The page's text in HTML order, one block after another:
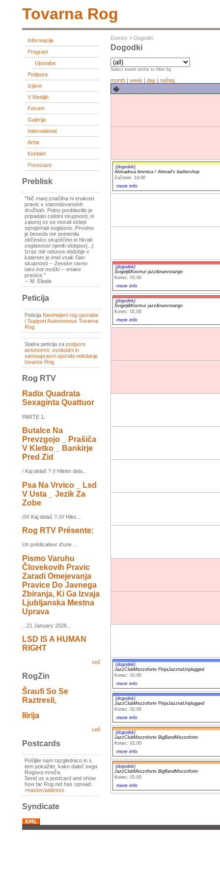
Tovarna Rog
Informacije
Program
Uporaba
Podpora
Izjave
V Medijih
Forumi
Galerija
International
Arhiv
Kontakt
Povezave
Preblisk
"Nič manj značilna ni enakost
pravic v staroslovanskih
družbah. Polno pooblastilo je
pripadalo celotni skupnosti, in
zatorej so se morali sklepi
sprejemati soglasno. Prvotno
je beseda mir pomenila
občinsko skupščino in hkrati
soglasnostnjenih sklepov[...]
Izraz mir odseva obdobje v
katerem je imel vsak član
skupnosti -- ženske ravno
tako kot moški-- enake
pravice."
-- M. Eliade
Peticija
Peticija Neomejeni rog uporabe
/ Support Autonomous Tovarna
Rog
Stalna peticija za podporo
avtonomni, svobodni in
samoupravni uporabi nekdanje
tovarne Rog
Rog RTV
Radix Quadrata
Sexaginta Quattuor
PARTE 1:
Butalce Na
Prevzgojo _ Prašiča
V Kletko _ Bankirje
Pred Zid
/ Kaj delaš ? // Hlinim dela...
Psa Na Vrvico _ Lsd
V Usta _ Jezik Za
Zobe
///// Kaj delaš ? //// Hlini...
Rog RTV Présente:
Un prédicateur d'une ...
Pismo Varuhu
Človekovih Pravic
Zaradi Omejevanja
Pravice Do Javnega
Zbiranja, Ki Ga Izvaja
Ljubljanska Mestna
Uprava
...21 January 2026...
LSD IS A HUMAN
RIGHT
več
RogZin
Šraufi So Se
Raztresli,
Ilirija
več
Postcards
Pošljite nam razglednico in s
tem pokažite, kako daleč sega
Rogova mreža.
Send us a postcard and show
how far Rog net has spread.
>naslov/address
Syndicate
Domov » Dogodki
Dogodki
Select event terms to filter by
month | week | day | naštej
�
(dogodek)
Ahmadova brivnica / Ahmad's barbershop
Začetek: 14:00
more info
(dogodek)
Švigelj&Kocmur jazz&nuevotango
Konec: 01:00
more info
(dogodek)
Švigelj&Kocmur jazz&nuevotango
Konec: 01:00
more info
(dogodek)
JazzClubMezzoforte PinjaJazznaUnplugged
Konec: 01:00
more info
(dogodek)
JazzClubMezzoforte PinjaJazznaUnplugged
Konec: 01:00
more info
(dogodek)
JazzClubMezzoforte BigBandMezzoforte
Konec: 01:00
more info
(dogodek)
JazzClubMezzoforte BigBandMezzoforte
Konec: 01:00
more info